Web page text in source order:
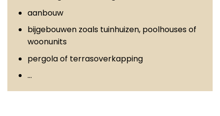
aanbouw
bijgebouwen zoals tuinhuizen, poolhouses of
woonunits
pergola of terrasoverkapping
…